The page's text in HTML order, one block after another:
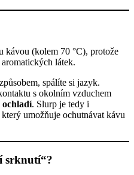
kávou (kolem 70 °C), protože
látek.
spálíte si jazyk.
s okolním vzduchem
ochladí. Slurp je tedy i
umožňuje ochutnávat kávu
srknutí“?